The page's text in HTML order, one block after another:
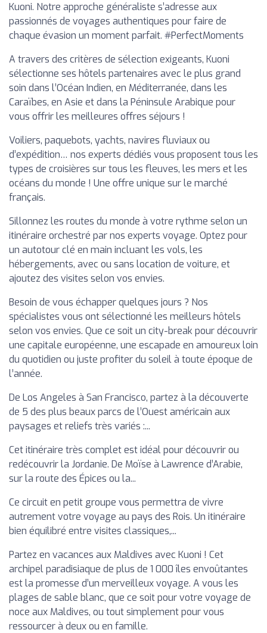
Kuoni. Notre approche généraliste s’adresse aux
passionnés de voyages authentiques pour faire de
chaque évasion un moment parfait. #PerfectMoments
A travers des critères de sélection exigeants, Kuoni
sélectionne ses hôtels partenaires avec le plus grand
soin dans l’Océan Indien, en Méditerranée, dans les
Caraïbes, en Asie et dans la Péninsule Arabique pour
vous offrir les meilleures offres séjours !
Voiliers, paquebots, yachts, navires fluviaux ou
d’expédition… nos experts dédiés vous proposent tous les
types de croisières sur tous les fleuves, les mers et les
océans du monde ! Une offre unique sur le marché
français.
Sillonnez les routes du monde à votre rythme selon un
itinéraire orchestré par nos experts voyage. Optez pour
un autotour clé en main incluant les vols, les
hébergements, avec ou sans location de voiture, et
ajoutez des visites selon vos envies.
Besoin de vous échapper quelques jours ? Nos
spécialistes vous ont sélectionné les meilleurs hôtels
selon vos envies. Que ce soit un city-break pour découvrir
une capitale européenne, une escapade en amoureux loin
du quotidien ou juste profiter du soleil à toute époque de
l’année.
De Los Angeles à San Francisco, partez à la découverte
de 5 des plus beaux parcs de l’Ouest américain aux
paysages et reliefs très variés :...
Cet itinéraire très complet est idéal pour découvrir ou
redécouvrir la Jordanie. De Moïse à Lawrence d’Arabie,
sur la route des Épices ou la...
Ce circuit en petit groupe vous permettra de vivre
autrement votre voyage au pays des Rois. Un itinéraire
bien équilibré entre visites classiques,...
Partez en vacances aux Maldives avec Kuoni ! Cet
archipel paradisiaque de plus de 1 000 îles envoûtantes
est la promesse d’un merveilleux voyage. A vous les
plages de sable blanc, que ce soit pour votre voyage de
noce aux Maldives, ou tout simplement pour vous
ressourcer à deux ou en famille.